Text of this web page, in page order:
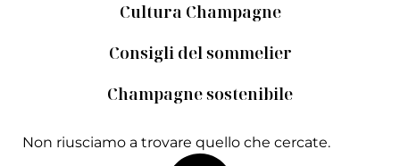
Cultura Champagne
Consigli del sommelier
Champagne sostenibile
Non riusciamo a trovare quello che cercate.